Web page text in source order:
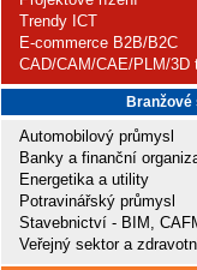
Trendy ICT
E-commerce B2B/B2C
CAD/CAM/CAE/PLM/3D
Branžové
Automobilový průmysl
Banky a finanční
Energetika a utility
Potravinářský průmysl
Stavebnictví - BIM,
Veřejný sektor a